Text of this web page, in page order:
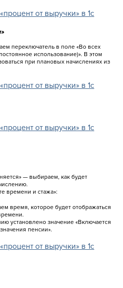
переключатель в поле «Во всех
использование)». В этом
при плановых начислениях из
— выбираем, как будет
времени и стажа»:
время, которое будет отображаться
установлено значение «Включается
пенсии».